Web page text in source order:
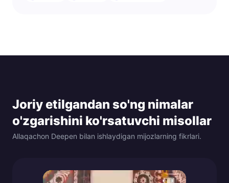
Joriy etilgandan so'ng nimalar
o'zgarishini ko'rsatuvchi misollar
Allaqachon Deepen bilan ishlaydigan mijozlarning fikrlari.